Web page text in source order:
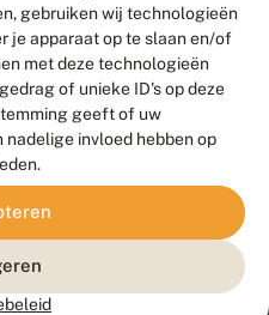
gebruiken wij technologieën
je apparaat op te slaan en/of
met deze technologieën
of unieke ID's op deze
geeft of uw
invloed hebben op
Go2People
, ontworpen door
Agency